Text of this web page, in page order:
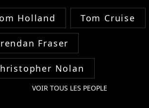
Holland Tom Cruise
Fraser
Nolan
VOIR TOUS LES PEOPLE